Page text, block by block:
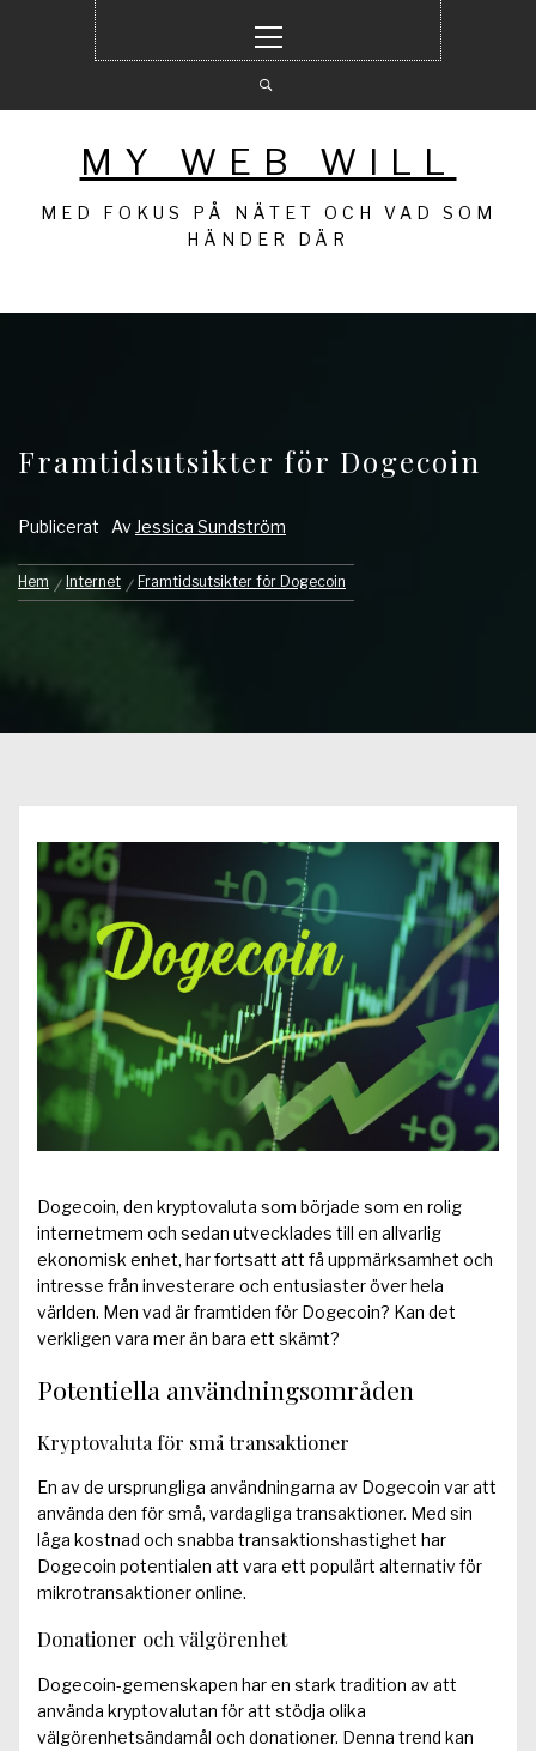
meny
MY WEB WILL
MED FOKUS PÅ NÄTET OCH VAD SOM
HÄNDER DÄR
Framtidsutsikter för Dogecoin
Publicerat Av Jessica Sundström
Hem Internet Framtidsutsikter för Dogecoin
Dogecoin, den kryptovaluta som började som en rolig
internetmem och sedan utvecklades till en allvarlig
ekonomisk enhet, har fortsatt att få uppmärksamhet och
intresse från investerare och entusiaster över hela
världen. Men vad är framtiden för Dogecoin? Kan det
verkligen vara mer än bara ett skämt?
Potentiella användningsområden
Kryptovaluta för små transaktioner
En av de ursprungliga användningarna av Dogecoin var att
använda den för små, vardagliga transaktioner. Med sin
låga kostnad och snabba transaktionshastighet har
Dogecoin potentialen att vara ett populärt alternativ för
mikrotransaktioner online.
Donationer och välgörenhet
Dogecoin-gemenskapen har en stark tradition av att
använda kryptovalutan för att stödja olika
välgörenhetsändamål och donationer. Denna trend kan